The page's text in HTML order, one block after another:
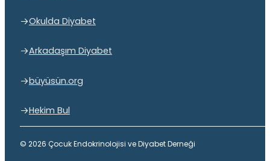
Okulda Diyabet
Arkadaşım Diyabet
büyüsün.org
Hekim Bul
© 2026 Çocuk Endokrinolojisi ve Diyabet Derneği